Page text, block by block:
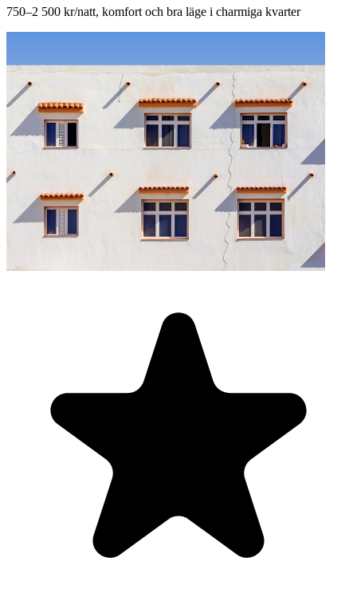
750–2 500 kr/natt, komfort och bra läge i charmiga kvarter